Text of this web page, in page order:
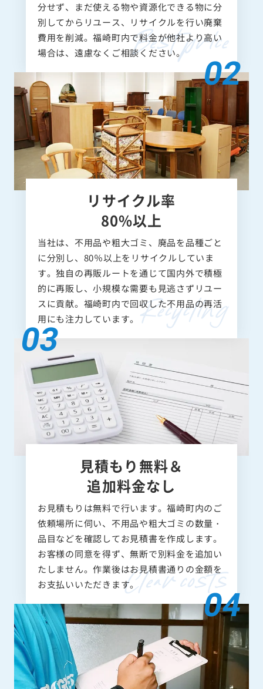
分せず、まだ使える物や資源化できる物に分
別してからリユース、リサイクルを行い廃棄
費用を削減。福崎町内で料金が他社より高い
場合は、遠慮なくご相談ください。
リサイクル率
80%以上
当社は、不用品や粗大ゴミ、廃品を品種ごと
に分別し、80％以上をリサイクルしていま
す。独自の再販ルートを通じて国内外で積極
的に再販し、小規模な需要も見逃さずリユー
スに貢献。福崎町内で回収した不用品の再活
用にも注力しています。
見積もり無料＆
追加料金なし
お見積もりは無料で行います。福崎町内のご
依頼場所に伺い、不用品や粗大ゴミの数量・
品目などを確認してお見積書を作成します。
お客様の同意を得ず、無断で別料金を追加い
たしません。作業後はお見積書通りの金額を
お支払いいただきます。